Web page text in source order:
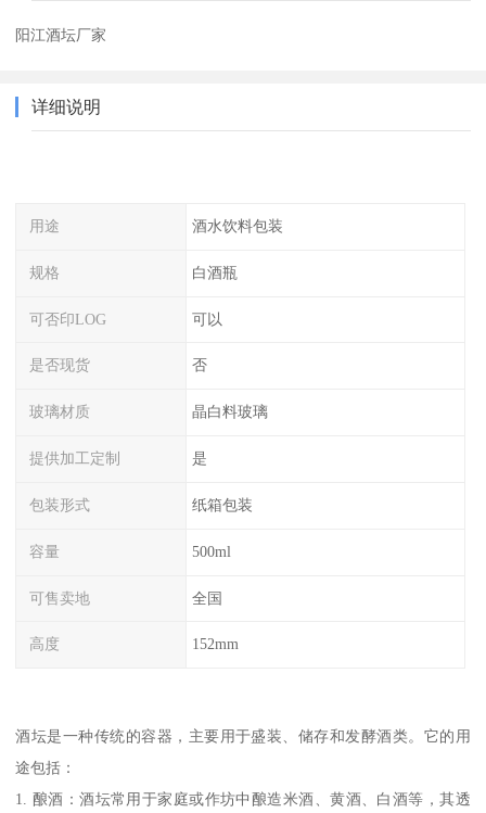
阳江酒坛厂家
详细说明
用途 酒水饮料包装
规格 白酒瓶
可否印LOG 可以
是否现货 否
玻璃材质 晶白料玻璃
提供加工定制 是
包装形式 纸箱包装
容量 500ml
可售卖地 全国
高度 152mm
酒坛是一种传统的容器，主要用于盛装、储存和发酵酒类。它的用
途包括：
1. 酿酒：酒坛常用于家庭或作坊中酿造米酒、黄酒、白酒等，其透